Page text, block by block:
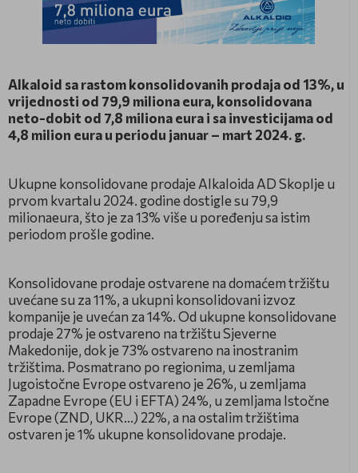
Аlkaloid sa rastom konsolidovanih prodaja od 13%, u
vrijednosti od 79,9 miliona eura, konsolidovana
neto-dobit od 7,8 miliona eura i sa investicijama od
4,8 milion eura u periodu januar – mart 2024. g.
Ukupne konsolidovane prodaje Alkaloida AD Skoplje u
prvom kvartalu 2024. godine dostigle su 79,9
milionaeura, što je za 13% više u poređenju sa istim
periodom prošle godine.
Konsolidovane prodaje ostvarene na domaćem tržištu
uvećane su za 11%, a ukupni konsolidovani izvoz
kompanije je uvećan za 14%. Od ukupne konsolidovane
prodaje 27% je ostvareno na tržištu Sjeverne
Makedonije, dok je 73% ostvareno na inostranim
tržištima. Posmatrano po regionima, u zemljama
Jugoistočne Evrope ostvareno je 26%, u zemljama
Zapadne Evrope (EU i EFTA) 24%, u zemljama Istočne
Evrope (ZND, UKR…) 22%, a na ostalim tržištima
ostvaren je 1% ukupne konsolidovane prodaje.